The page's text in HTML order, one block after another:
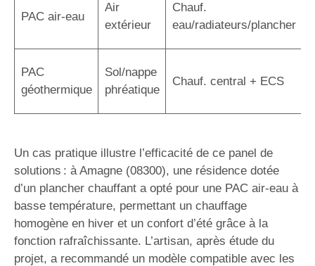
PAC air-eau
Air
extérieur
Chauf.
eau/radiateurs/plancher
PAC
géothermique
Sol/nappe
phréatique
Chauf. central + ECS
Un cas pratique illustre l’efficacité de ce panel de
solutions : à Amagne (08300), une résidence dotée
d’un plancher chauffant a opté pour une PAC air-eau à
basse température, permettant un chauffage
homogène en hiver et un confort d’été grâce à la
fonction rafraîchissante. L’artisan, après étude du
projet, a recommandé un modèle compatible avec les